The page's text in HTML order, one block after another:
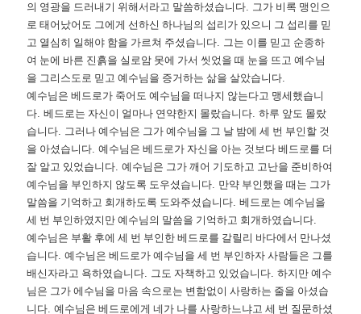
의 영광을 드러내기 위해서라고 말씀하셨습니다. 그가 비록 맹인으
로 태어났어도 그에게 선하신 하나님의 섭리가 있으니 그 섭리를 믿
고 열심히 일해야 함을 가르쳐 주셨습니다. 그는 이를 믿고 순종하
여 눈에 바른 진흙을 실로암 못에 가서 씻었을 때 눈을 뜨고 예수님
을 그리스도로 믿고 예수님을 증거하는 삶을 살았습니다.
예수님은 베드로가 죽어도 예수님을 떠나지 않는다고 맹세했습니
다.베드로는 자신이 얼마나 연약한지 몰랐습니다.하루 앞도 몰랐
습니다. 그러나 예수님은 그가 예수님을 그 날 밤에 세 번 부인할 것
을 아셨습니다.예수님은 베드로가 자신을 아는 것보다 베드로를 더
잘 알고 있었습니다.예수님은 그가 깨어 기도하고 고난을 준비하여
예수님을 부인하지 않도록 도우셨습니다. 만약 부인했을 때는 그가
말씀을 기억하고 회개하도록 도와주셨습니다.베드로는 예수님을
세 번 부인하였지만 예수님의 말씀을 기억하고 회개하였습니다.
예수님은 부활 후에 세 번 부인한 베드로를 갈릴리 바다에서 만나셨
습니다.예수님은 베드로가 예수님을 세 번 부인하자 사람들은 그를
배신자라고 욕하였습니다. 그도 자책하고 있었습니다.하지만 예수
님은 그가 에수님을 마음 속으로는 변함없이 사랑하는 줄을 아셨습
니다.예수님은 베드로에게 네가 나를 사랑하느냐고 세 번 질문하셨